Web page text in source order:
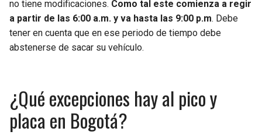
no tiene modificaciones. Como tal este comienza a regir
a partir de las 6:00 a.m. y va hasta las 9:00 p.m. Debe
tener en cuenta que en ese periodo de tiempo debe
abstenerse de sacar su vehículo.
¿Qué excepciones hay al pico y
placa en Bogotá?